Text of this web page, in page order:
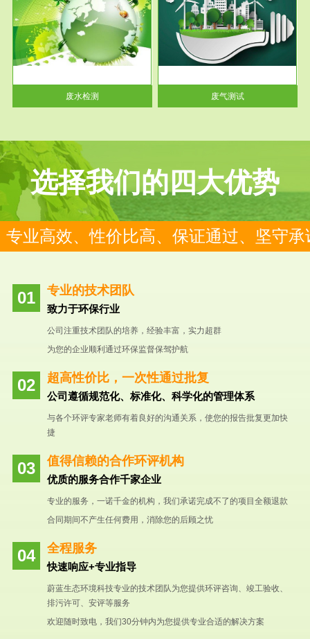
废水检测
废气测试
检测范围工业废气检测包括有机
废气和无机废气。有机废气主要
包括...
废气测试
选择我们的四大优势
专业高效、性价比高、保证通过、坚守承
专业的技术团队
致力于环保行业
公司注重技术团队的培养，经验丰富，实力超群
为您的企业顺利通过环保监督保驾护航
超高性价比，一次性通过批复
公司遵循规范化、标准化、科学化的管理体系
与各个环评专家老师有着良好的沟通关系，使您的报告批复更加快
捷
值得信赖的合作环评机构
优质的服务合作千家企业
专业的服务，一诺千金的机构，我们承诺完成不了的项目全额退款
合同期间不产生任何费用，消除您的后顾之忧
全程服务
快速响应+专业指导
蔚蓝生态环境科技专业的技术团队为您提供环评咨询、竣工验收、
排污许可、安评等服务
欢迎随时致电，我们30分钟内为您提供专业合适的解决方案